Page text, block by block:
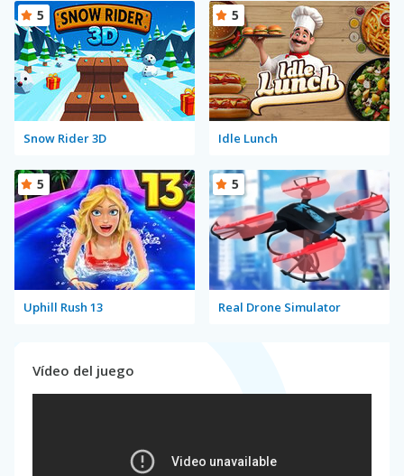
Snow Rider 3D
5
Idle Lunch
5
Uphill Rush 13
5
Real Drone Simulator
5
Vídeo del juego